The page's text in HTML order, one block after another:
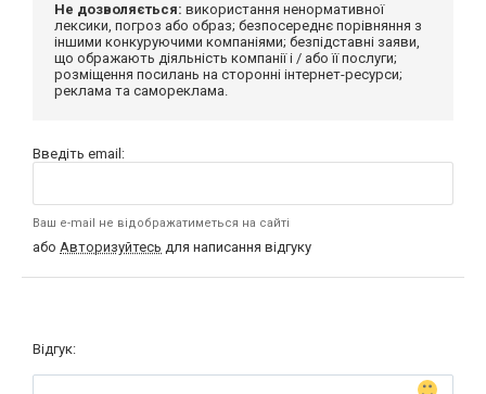
Не дозволяється: використання ненормативної
лексики, погроз або образ; безпосереднє порівняння з
іншими конкуруючими компаніями; безпідставні заяви,
що ображають діяльність компанії і / або її послуги;
розміщення посилань на сторонні інтернет-ресурси;
реклама та самореклама.
Введіть email:
Ваш e-mail не відображатиметься на сайті
або Авторизуйтесь для написання відгуку
Відгук: